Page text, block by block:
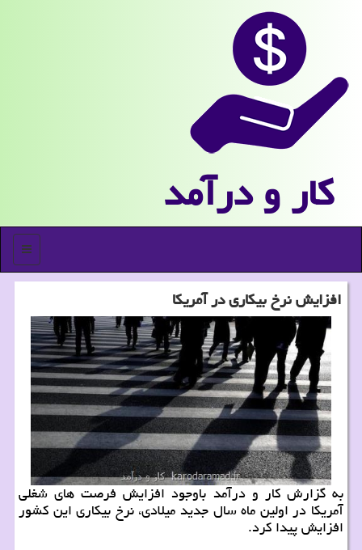
كار و درآمد
منو
افزایش نرخ بیكاری در آمریكا
به گزارش كار و درآمد باوجود افزایش فرصت های شغلی
آمریكا در اولین ماه سال جدید میلادی، نرخ بیكاری این كشور
افزایش پیدا كرد.